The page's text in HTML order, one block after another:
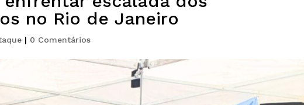
no Rio de Janeiro
| 0 Comentários